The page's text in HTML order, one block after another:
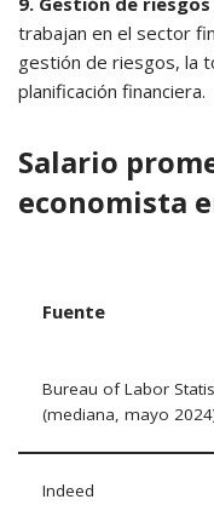
trabajan en el sector
gestión de riesgos, la
planificación financiera.
Salario
economista
Fuente
Bureau of Labor
(mediana, mayo
Indeed